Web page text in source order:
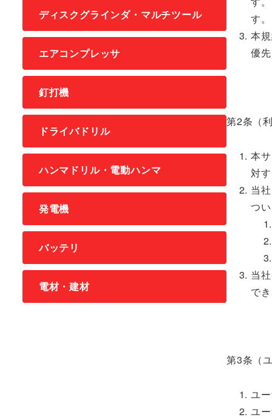
す。
本
優
第2条（
本
対
当
つ
当
で
第3条（
ユ
ユ
ディスクグラインダ・マルチツール
エアコンプレッサ
釘打機
ドライバドリル
ハンマドリル・電動ハンマ
発電機
バッテリ
電材・建材